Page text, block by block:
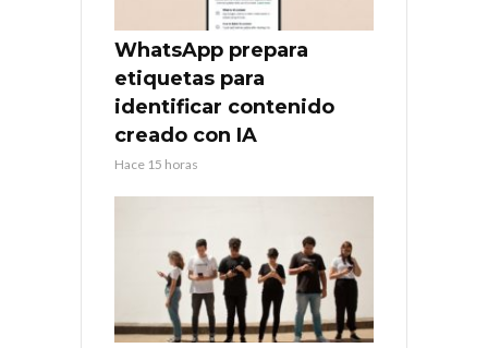
WhatsApp prepara
etiquetas para
identificar contenido
creado con IA
Hace 15 horas